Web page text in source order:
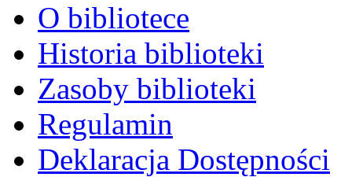
O bibliotece
Historia biblioteki
Zasoby biblioteki
Regulamin
Deklaracja Dostępności